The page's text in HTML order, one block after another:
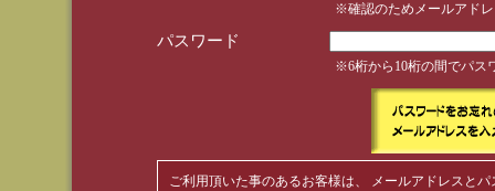
※確認のためメールアド
パスワード
※6桁から10桁の間でパス
ご利用頂いた事のあるお客様は、 メールアドレスと